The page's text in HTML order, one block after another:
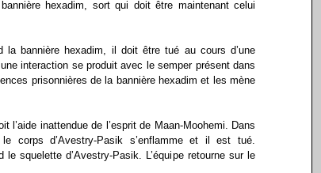
hexadim, sort qui doit être maintenant celui
la bannière hexadim, il doit être tué au cours d’une
interaction se produit avec le semper présent dans
prisonnières de la bannière hexadim et les mène
l’aide inattendue de l’esprit de Maan-Moohemi. Dans
corps d’Avestry-Pasik s’enflamme et il est tué.
squelette d’Avestry-Pasik. L’équipe retourne sur le